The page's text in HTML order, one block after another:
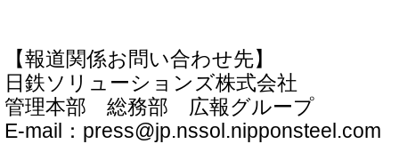
【報道関係お問い合わせ先】
日鉄ソリューションズ株式会社
管理本部 総務部 広報グループ
E-mail：press@jp.nssol.nipponsteel.com